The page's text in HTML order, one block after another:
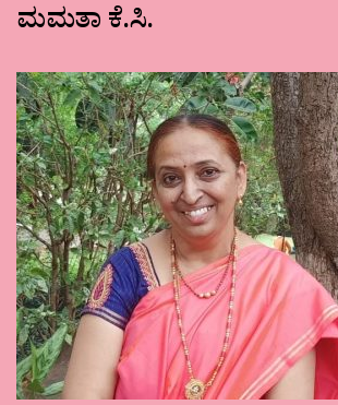
ಮಮತಾ ಕೆ.ಸಿ.